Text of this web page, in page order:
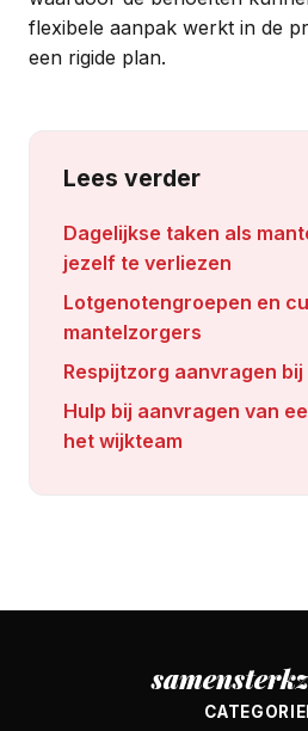
flexibele aanpak werkt in de
een rigide plan.
Lees verder
Dagelijkse taken als
jezelf te verliezen
Lotgenotengroepen en
mantelzorgers
Respijtzorg aanvragen
Hulp bij aanvragen van
het wijkteam